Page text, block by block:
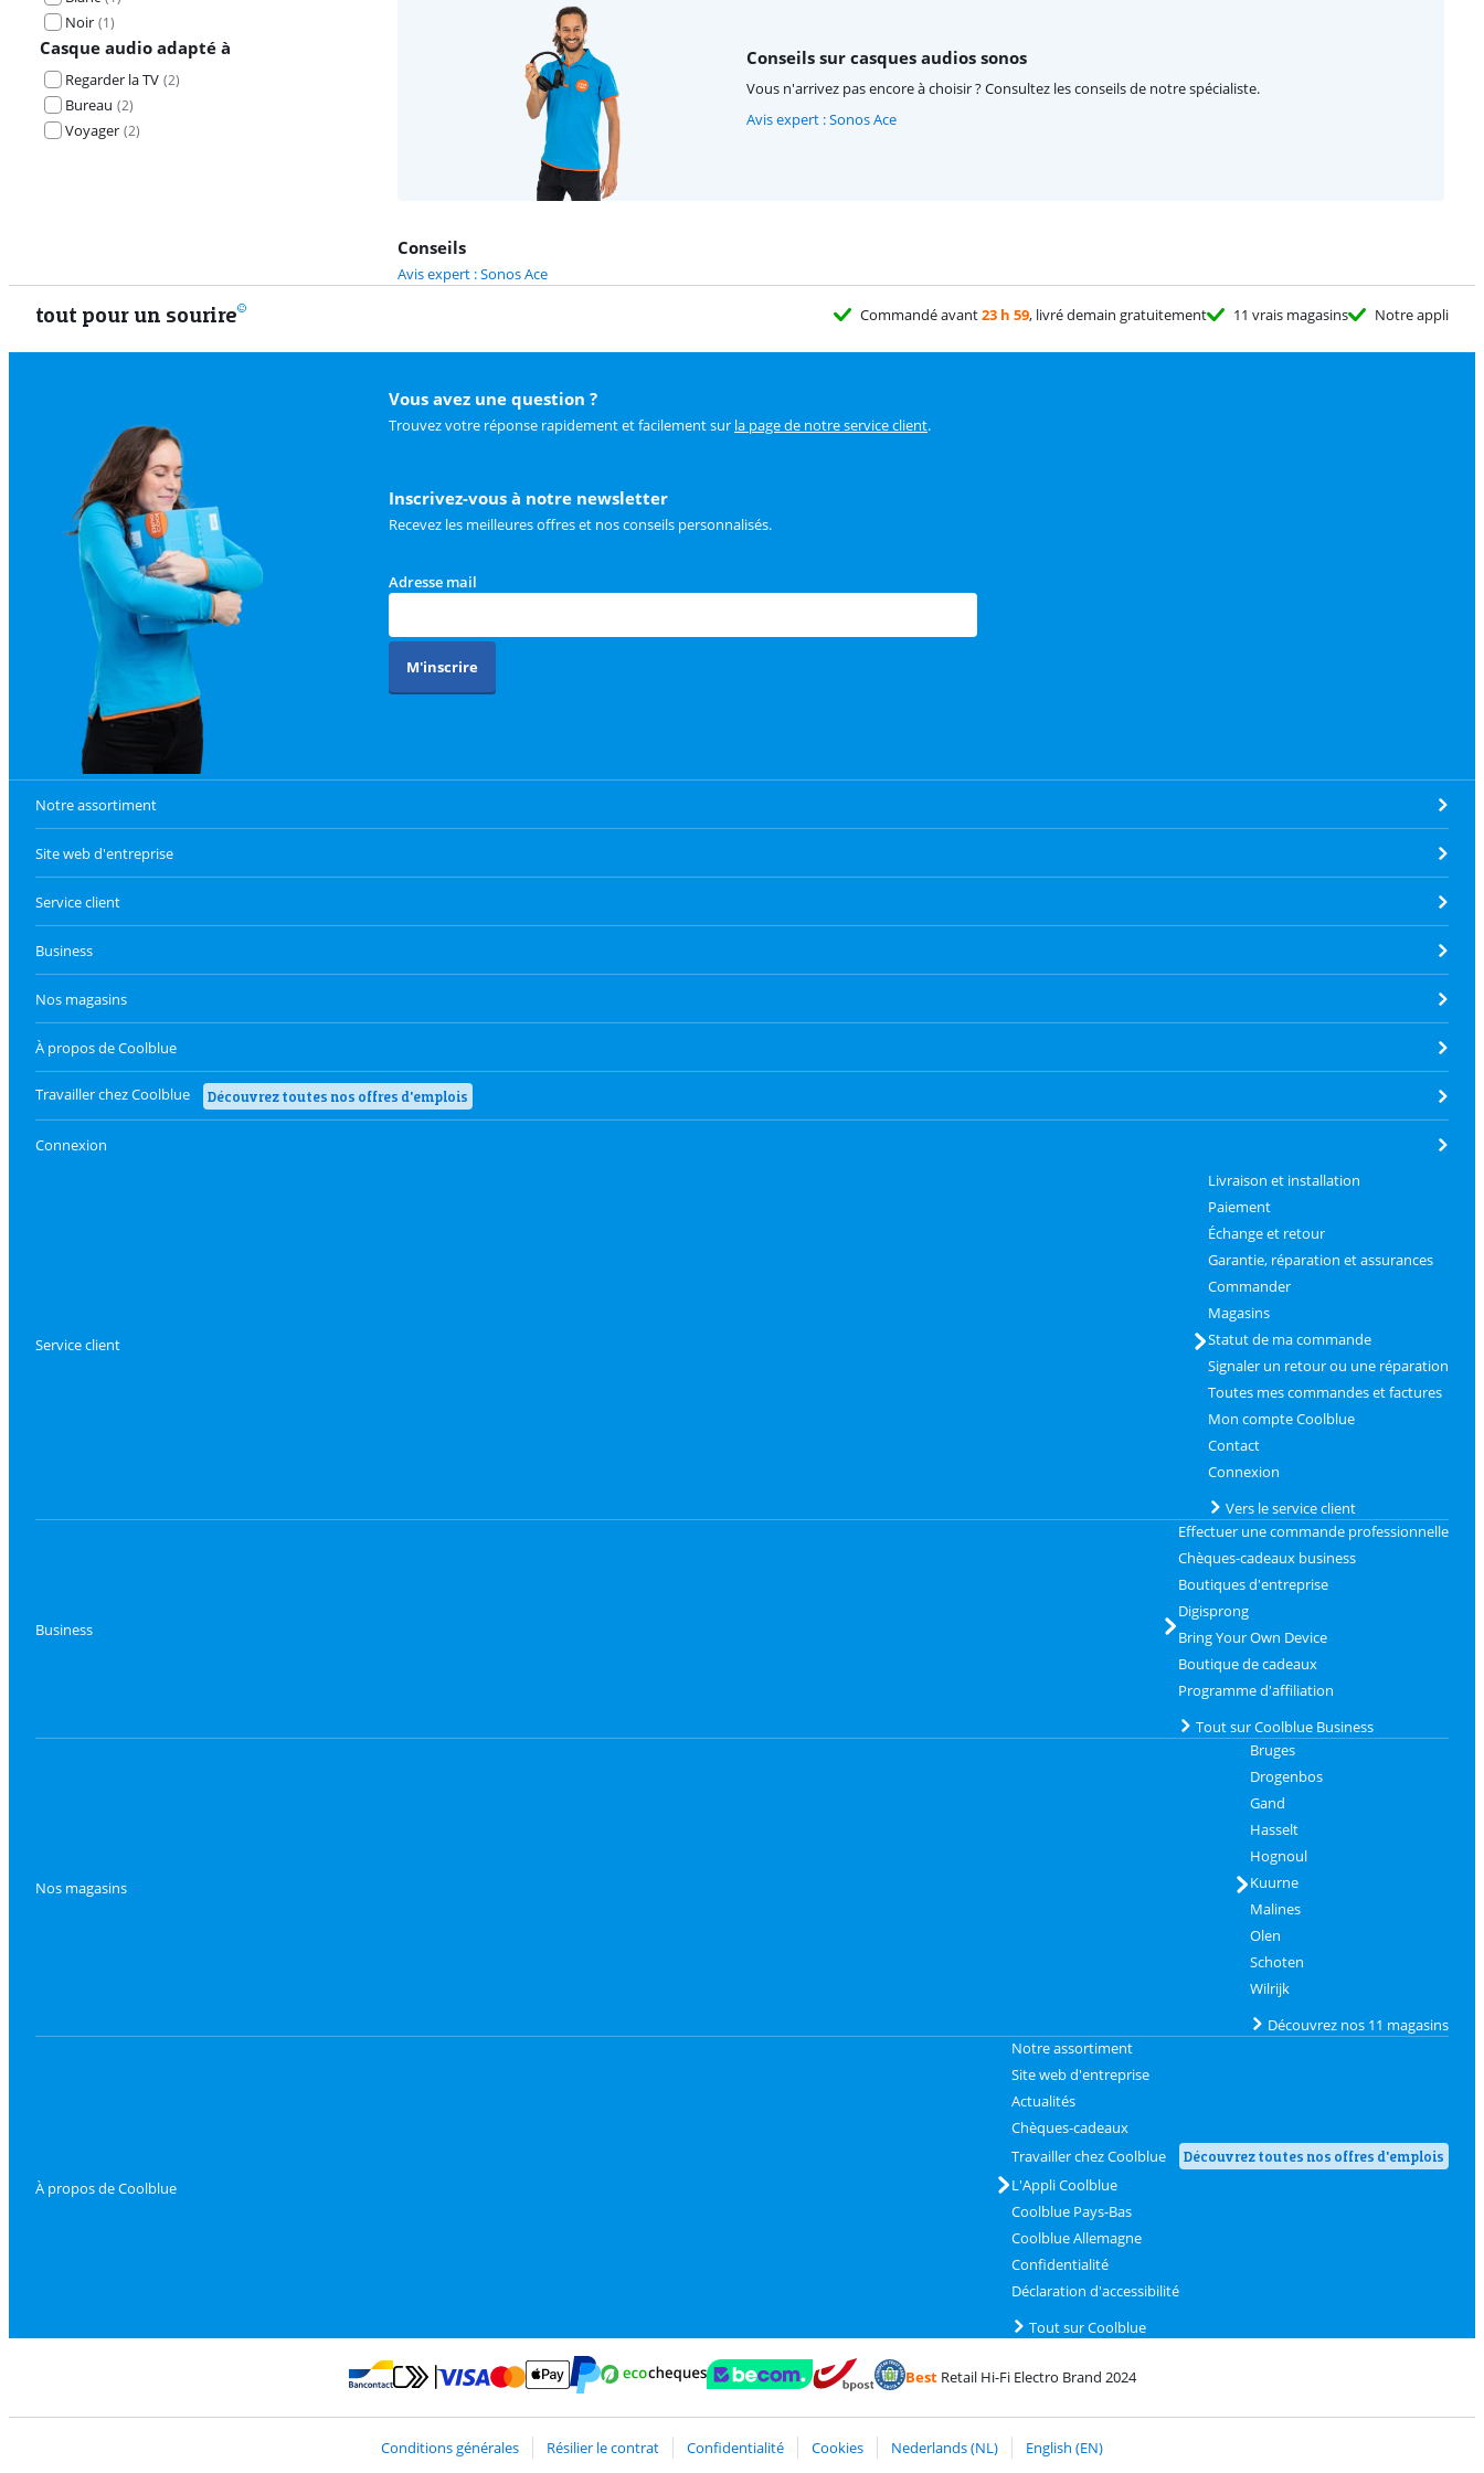
Noir (1)
Casque audio adapté à
Regarder la TV (2)
Bureau (2)
Voyager (2)
Conseils sur casques audios sonos
Vous n'arrivez pas encore à choisir ? Consultez les conseils de notre spécialiste.
Avis expert : Sonos Ace
Conseils
Avis expert : Sonos Ace
tout pour un sourire Commandé avant23 h 59, livré demain gratuitement 11 vrais magasins Notre appli
Vous avez une question ?
Trouvez votre réponse rapidement et facilement sur la page de notre service client.
Inscrivez-vous à notre newsletter
Recevez les meilleures offres et nos conseils personnalisés.
Adresse mail
M'inscrire
Notre assortiment
Site web d'entreprise
Service client
Business
Nos magasins
À propos de Coolblue
Travailler chez Coolblue Découvrez toutes nos offres d'emplois
Connexion
Service client
Livraison et installation
Paiement
Échange et retour
Garantie, réparation et assurances
Commander
Magasins
Statut de ma commande
Signaler un retour ou une réparation
Toutes mes commandes et factures
Mon compte Coolblue
Contact
Connexion
Vers le service client
Business
Effectuer une commande professionnelle
Chèques-cadeaux business
Boutiques d'entreprise
Digisprong
Bring Your Own Device
Boutique de cadeaux
Programme d'affiliation
Tout sur Coolblue Business
Nos magasins
Bruges
Drogenbos
Gand
Hasselt
Hognoul
Kuurne
Malines
Olen
Schoten
Wilrijk
Découvrez nos 11 magasins
À propos de Coolblue
Notre assortiment
Site web d'entreprise
Actualités
Chèques-cadeaux
Travailler chez Coolblue
Découvrez toutes nos offres d'emplois
L'Appli Coolblue
Coolblue Pays-Bas
Coolblue Allemagne
Confidentialité
Déclaration d'accessibilité
Tout sur Coolblue
Payer avec MasterCard et Visa via ClickToPay
BestRetail Hi-Fi Electro Brand 2024
Conditions générales Résilier le contrat Confidentialité Cookies Nederlands (NL) English (EN)